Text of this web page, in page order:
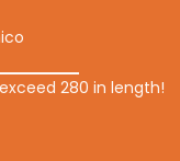
280 in length!